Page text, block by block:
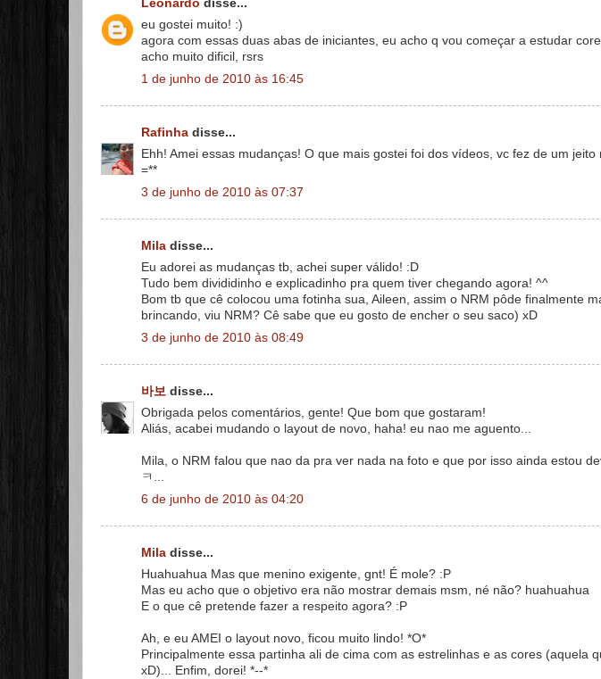
Leonardo disse...
eu gostei muito! :)
agora com essas duas abas de iniciantes, eu acho q vou começar a estudar
acho muito dificil, rsrs
1 de junho de 2010 às 16:45
Rafinha disse...
Ehh! Amei essas mudanças! O que mais gostei foi dos vídeos, vc fez de um
=**
3 de junho de 2010 às 07:37
Mila disse...
Eu adorei as mudanças tb, achei super válido! :D
Tudo bem divididinho e explicadinho pra quem tiver chegando agora! ^^
Bom tb que cê colocou uma fotinha sua, Aileen, assim o NRM pôde finalmente
brincando, viu NRM? Cê sabe que eu gosto de encher o seu saco) xD
3 de junho de 2010 às 08:49
바보 disse...
Obrigada pelos comentários, gente! Que bom que gostaram!
Aliás, acabei mudando o layout de novo, haha! eu nao me aguento...
Mila, o NRM falou que nao da pra ver nada na foto e que por isso ainda estou
ㅋ...
6 de junho de 2010 às 04:20
Mila disse...
Huahuahua Mas que menino exigente, gnt! É mole? :P
Mas eu acho que o objetivo era não mostrar demais msm, né não? huahuahua
E o que cê pretende fazer a respeito agora? :P
Ah, e eu AMEI o layout novo, ficou muito lindo! *O*
Principalmente essa partinha ali de cima com as estrelinhas e as cores (aquela
xD)... Enfim, dorei! *--*